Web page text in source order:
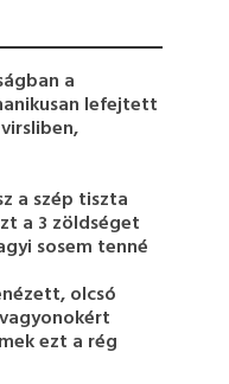
a
lefejtett
a szép tiszta
a 3 zöldséget
sosem tenné
olcsó
ezt a rég